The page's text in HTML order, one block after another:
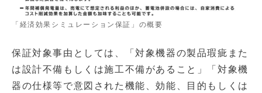
「経済効果シミュレーション保証」の概要
保証対象事由としては、「対象機器の製品瑕疵また
は設計不備もしくは施工不備があること」「対象機
器の仕様等で意図された機能、効能、目的もしくは